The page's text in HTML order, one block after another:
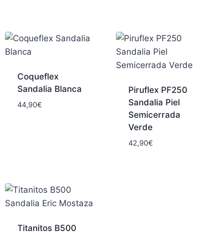
Coqueflex
Sandalia Blanca
44,90€
Piruflex PF250
Sandalia Piel
Semicerrada
Verde
42,90€
Titanitos B500